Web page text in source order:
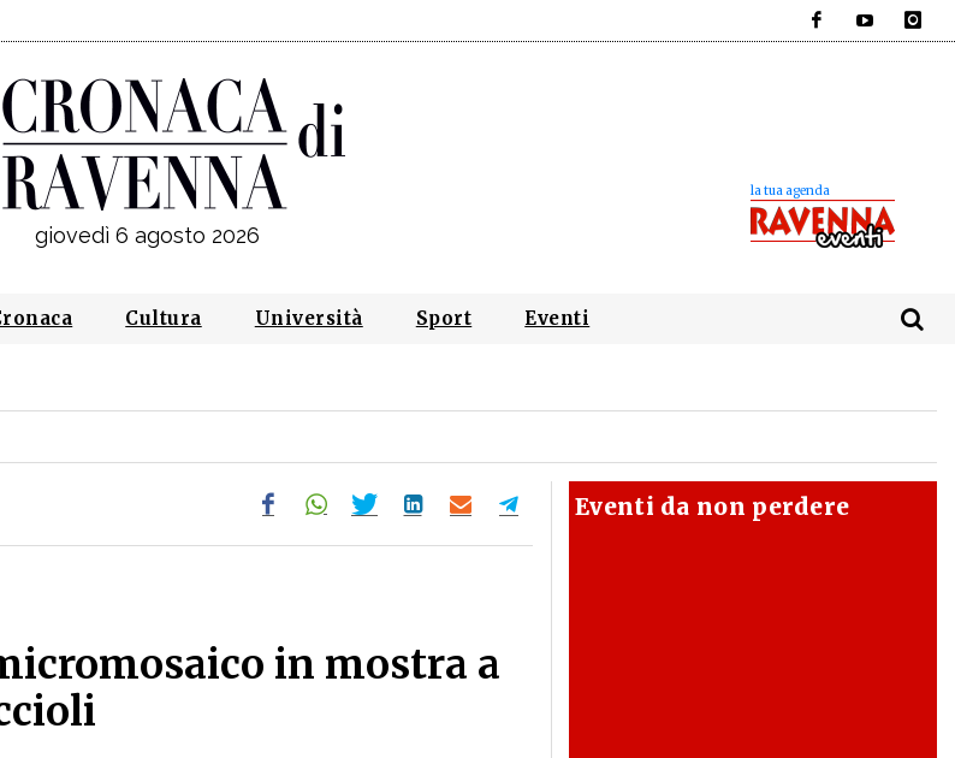
giovedì 6 agosto 2026
Cultura Università Sport Eventi
in mostra a
Eventi da non perdere